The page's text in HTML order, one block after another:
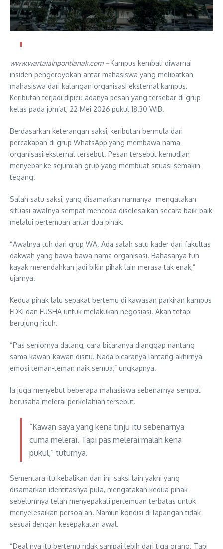
www.wartaiainpontianak.com –Kampus kembali diwarnai
insiden pengeroyokan antar mahasiswa yang melibatkan
mahasiswa dari kalangan organisasi eksternal kampus.
Keributan terjadi dipicu adanya pesan yang tersebar di grup
kelas pada jum’at, 22 Mei 2026 pukul 18.30 WIB.
Berdasarkan keterangan saksi, keributan bermula dari
percakapan di grup WhatsApp yang membawa nama
organisasi eksternal tersebut. Pesan tersebut kemudian
menyebar ke sejumlah grup yang membuat situasi semakin
tegang.
Salah satu saksi, yang disamarkan namanya mengatakan
situasi awalnya sempat mencoba diselesaikan secara baik-baik
melalui pertemuan antar dua pihak.
“Awalnya tuh dari grup WA. Ada salah satu kader dari fakultas
dakwah yang bawa-bawa nama organisasi. Bahasanya tuh
kayak merendahkan jadi bikin pihak lain merasa tak enak,”
ujarnya.
Kedua pihak lalu sepakat bertemu di kawasan parkiran kampus
FDKI dan FUSHA untuk melakukan negosiasi. Akan tetapi
berujung ricuh.
“Pas seniornya datang, cara bicaranya dianggap nantang
sama kawan-kawan disitu. Nada bicaranya lantang akhirnya
emosi teman-teman naik semua,” ungkapnya.
Ia juga menyebut beberapa mahasiswa sebenarnya sempat
berusaha melerai perkelahian tersebut.
“Kawan saya yang kena tinju itu sebenarnya
cuma melerai. Tapi pas melerai malah kena
pukul,” tuturnya.
Sementara itu kebalikan dari ini, saksi lain yakni yang
disamarkan identitasnya pula, mengatakan kedua pihak
sebelumnya telah menyepakati pertemuan terbatas untuk
menyelesaikan persoalan. Namun kondisi di lapangan tidak
sesuai dengan kesepakatan awal.
“Deal nya itu bertemu ndak sampai lebih dari tiga orang. Tapi